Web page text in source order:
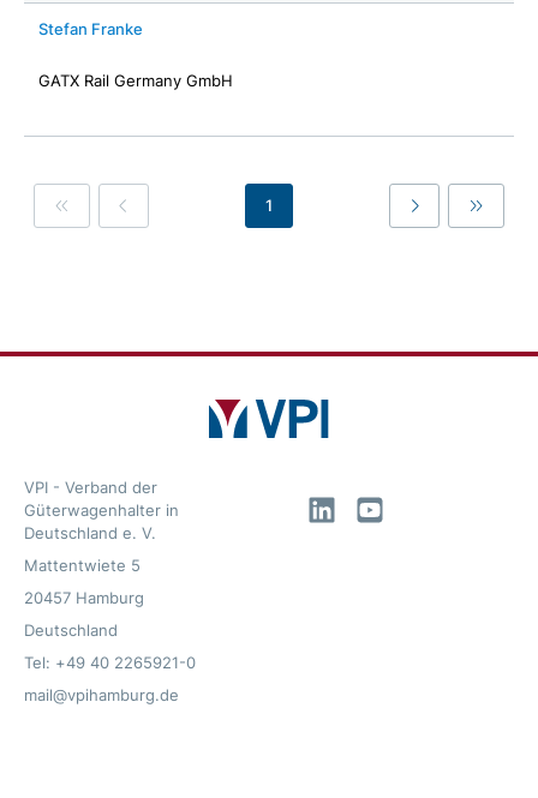
Stefan Franke
GATX Rail Germany GmbH
First Previous
1
Last Last
VPI - Verband der
Güterwagenhalter in
Deutschland e. V.
Mattentwiete 5
20457 Hamburg
Deutschland
Tel: +49 40 2265921-0
mail@vpihamburg.de
LinkedInYouTube